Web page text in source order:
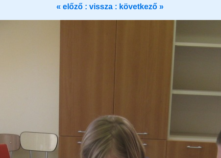
« előző : vissza : következő »